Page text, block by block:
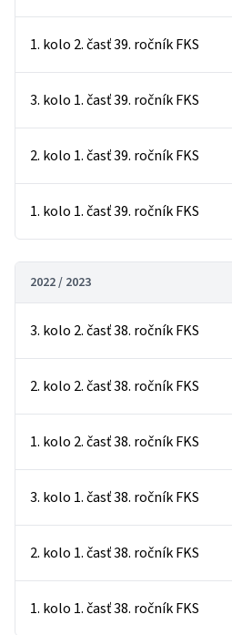
1. kolo 2. časť 39. ročník FKS
3. kolo 1. časť 39. ročník FKS
2. kolo 1. časť 39. ročník FKS
1. kolo 1. časť 39. ročník FKS
2022 / 2023
3. kolo 2. časť 38. ročník FKS
2. kolo 2. časť 38. ročník FKS
1. kolo 2. časť 38. ročník FKS
3. kolo 1. časť 38. ročník FKS
2. kolo 1. časť 38. ročník FKS
1. kolo 1. časť 38. ročník FKS